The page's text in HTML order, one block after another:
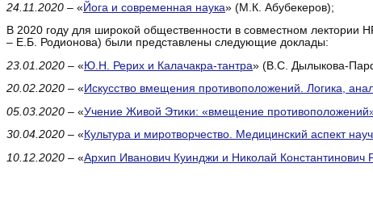
24.11.2020 – «Йога и современная наука» (М.К. Абубекеров);
В 2020 году для широкой общественности в совместном лектории
– Е.Б. Родионова) были представлены следующие доклады:
23.01.2020 – «Ю.Н. Рерих и Калачакра-тантра» (В.С. Дылыкова-
20.02.2020 – « Искусство вмещения противоположений. Логика,
05.03.2020 – «Учение Живой Этики: «вмещение
30.04.2020 – « Культура и миротворчество. Медицинский аспект
10.12.2020 – «Архип Иванович Куинджи и Николай